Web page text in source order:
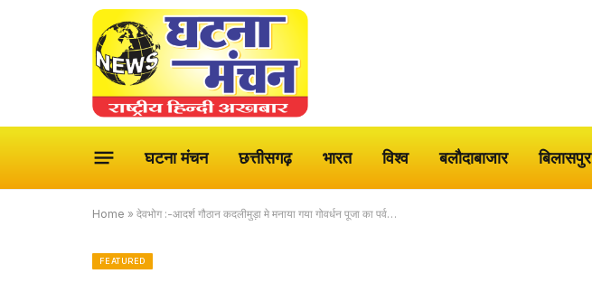
घटना मंचन छत्तीसगढ़ भारत विश्व बलौदाबाजार बिलासपुर
Home » देवभोग :-आदर्श गौठान कदलीमुड़ा मे मनाया गया गोवर्धन पूजा का पर्व…
FEATURED